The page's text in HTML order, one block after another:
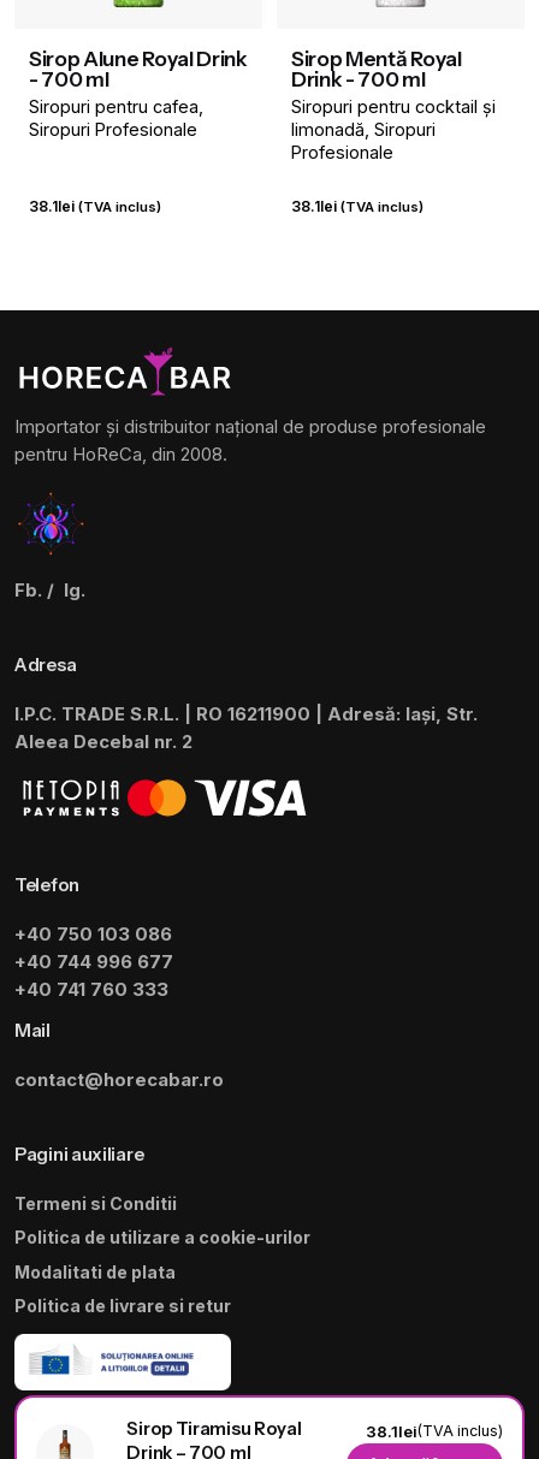
Sirop Tiramisu Royal
Drink – 700 ml
38.1lei(TVA inclus)
Sirop Alune Royal Drink
- 700 ml
Siropuri pentru cafea
Siropuri Profesionale
38.1lei (TVA inclus)
Sirop Mentă Royal
Drink - 700 ml
Siropuri pentru cocktail și
limonadă Siropuri
Profesionale
38.1lei (TVA inclus)
Importator și distribuitor național de produse profesionale
pentru HoReCa, din 2008.
Fb. / Ig.
Adresa
I.P.C. TRADE S.R.L. | RO 16211900 | Adresă: Iași, Str.
Aleea Decebal nr. 2
Telefon
+40 750 103 086
+40 744 996 677
+40 741 760 333
Mail
contact@horecabar.ro
Pagini auxiliare
Termeni si Conditii
Politica de utilizare a cookie-urilor
Modalitati de plata
Politica de livrare si retur